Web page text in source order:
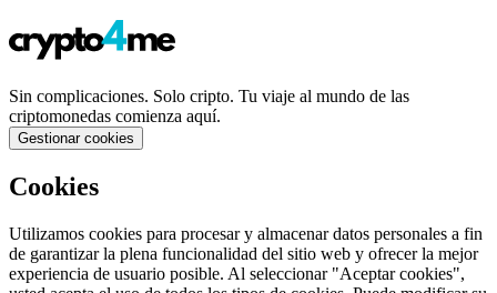
Sin complicaciones. Solo cripto. Tu viaje al mundo de las
criptomonedas comienza aquí.
Gestionar cookies
Cookies
Utilizamos cookies para procesar y almacenar datos personales a fin
de garantizar la plena funcionalidad del sitio web y ofrecer la mejor
experiencia de usuario posible. Al seleccionar "Aceptar cookies",